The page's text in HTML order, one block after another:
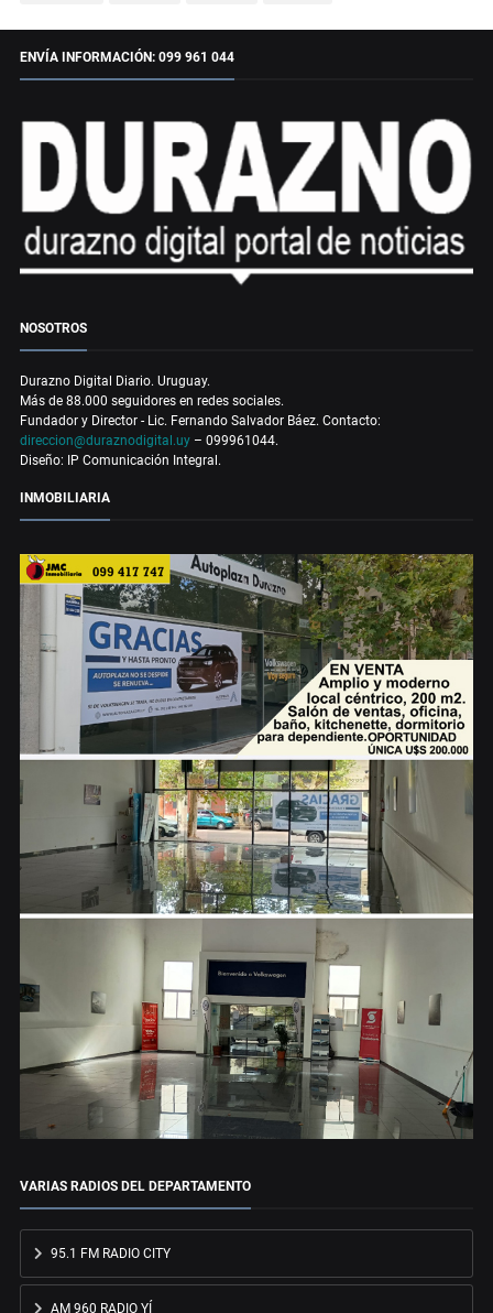
ENVÍA INFORMACIÓN: 099 961 044
NOSOTROS
Durazno Digital Diario. Uruguay.
Más de 88.000 seguidores en redes sociales.
Fundador y Director - Lic. Fernando Salvador Báez. Contacto:
direccion@duraznodigital.uy – 099961044.
Diseño: IP Comunicación Integral.
INMOBILIARIA
VARIAS RADIOS DEL DEPARTAMENTO
95.1 FM RADIO CITY
AM 960 RADIO YÍ